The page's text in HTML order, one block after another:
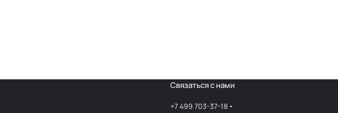
Связаться с нами
+7 499 703-37-18